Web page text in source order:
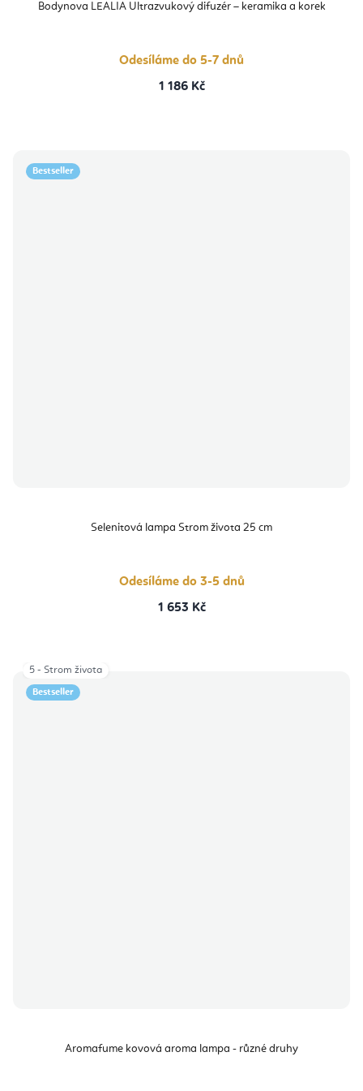
Bodynova LEALIA Ultrazvukový difuzér – keramika a korek
Odesíláme do 5-7 dnů
1 186 Kč
Bestseller
Selenitová lampa Strom života 25 cm
Odesíláme do 3-5 dnů
1 653 Kč
Bestseller
Aromafume kovová aroma lampa - různé druhy
5 - Strom života